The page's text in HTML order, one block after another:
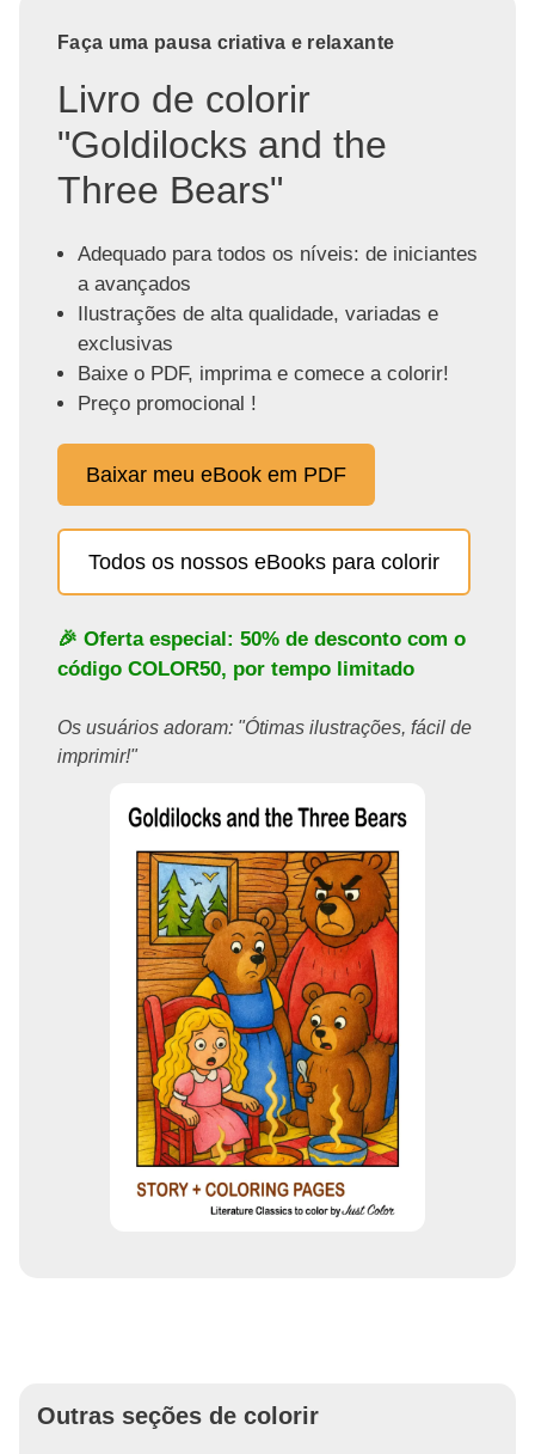
Faça uma pausa criativa e relaxante
Livro de colorir
"Goldilocks and the
Three Bears"
Adequado para todos os níveis: de iniciantes
a avançados
Ilustrações de alta qualidade, variadas e
exclusivas
Baixe o PDF, imprima e comece a colorir!
Preço promocional !
Baixar meu eBook em PDF
Todos os nossos eBooks para colorir
🎉 Oferta especial: 50% de desconto com o
código COLOR50, por tempo limitado
Os usuários adoram: "Ótimas ilustrações, fácil de
imprimir!"
Outras seções de colorir